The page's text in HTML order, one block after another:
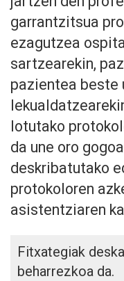
garrantzitsua
ezagutzea
sartzearekin,
pazientea beste
lotutako
da une oro
deskribatutako
protokoloren
asistentziaren
Fitxategiak
beharrezkoa da.